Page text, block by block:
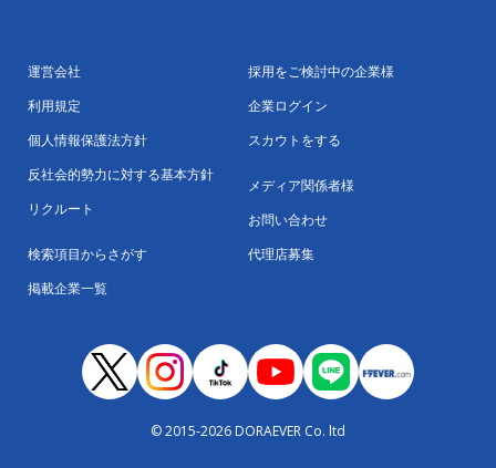
運営会社
利用規定
個人情報保護法方針
反社会的勢力に対する基本方針
リクルート
検索項目からさがす
掲載企業一覧
採用をご検討中の企業様
企業ログイン
スカウトをする
メディア関係者様
お問い合わせ
代理店募集
© 2015-2026 DORAEVER Co. ltd